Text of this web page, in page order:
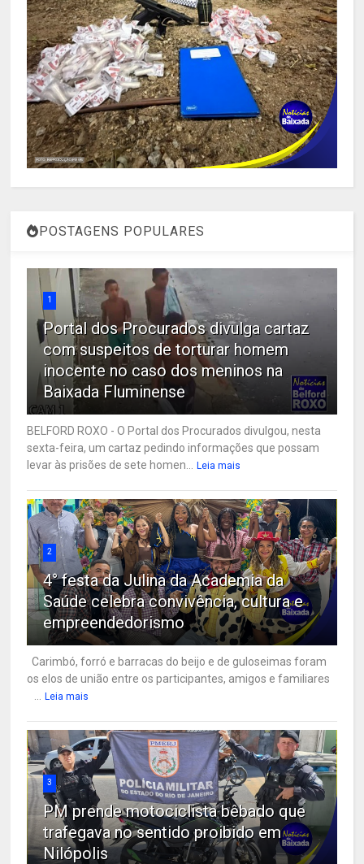
POSTAGENS POPULARES
1
Portal dos Procurados divulga cartaz
com suspeitos de torturar homem
inocente no caso dos meninos na
Baixada Fluminense
BELFORD ROXO - O Portal dos Procurados divulgou, nesta
sexta-feira, um cartaz pedindo informações que possam
levar às prisões de sete homen...
Leia mais
2
4° festa da Julina da Academia da
Saúde celebra convivência, cultura e
empreendedorismo
Carimbó, forró e barracas do beijo e de guloseimas foram
os elos de união entre os participantes, amigos e familiares
Leia mais
3
PM prende motociclista bêbado que
trafegava no sentido proibido em
Nilópolis